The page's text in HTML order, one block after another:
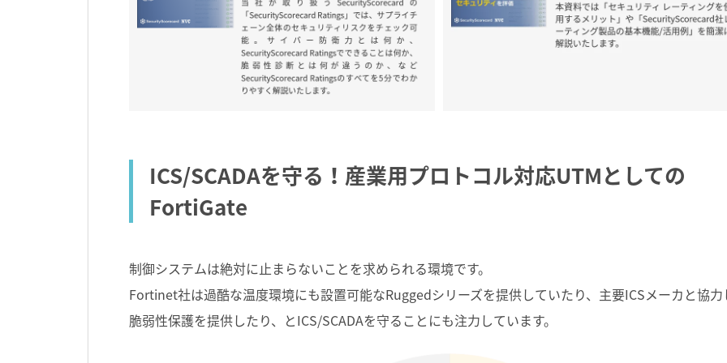
ICS/SCADAを守る！産業用プロトコル対応UTMとしての
FortiGate
制御システムは絶対に止まらないことを求められる環境です。
Fortinet社は過酷な温度環境にも設置可能なRuggedシリーズを提供していたり、主要ICSメーカと協力
脆弱性保護を提供したり、とICS/SCADAを守ることにも注力しています。